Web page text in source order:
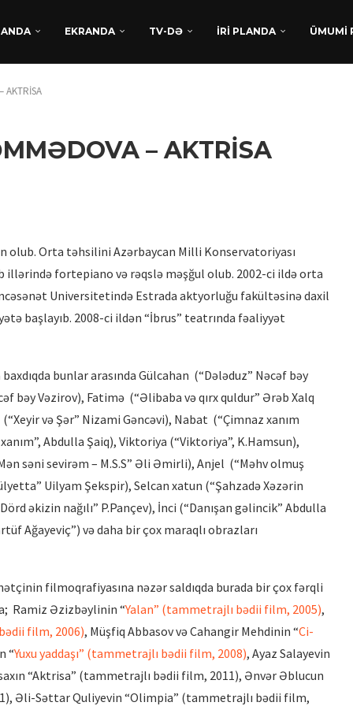
EKRANDA TV-DƏ İRİ PLANDA ÜMUMİ
AKTRİSA
– AKTRİSA
olub. Orta təhsilini Azərbaycan Milli Konservatoriyası
illərində fortepiano və rəqslə məşğul olub. 2002-ci ildə orta
Universitetində Estrada aktyorluğu fakültəsinə daxil
başlayıb. 2008-ci ildən “İbrus” teatrında fəaliyyət
bunlar arasında Gülcahan (“Dələduz” Nəcəf bəy
bəy Vəzirov), Fatimə (“Əlibaba və qırx quldur” Ərəb Xalq
(“Xeyir və Şər” Nizami Gəncəvi), Nabat (“Çimnaz xanım
xanım”, Abdulla Şaiq), Viktoriya (“Viktoriya”, K.Hamsun),
səni sevirəm – M.S.S” Əli Əmirli), Anjel (“Məhv olmuş
Uilyam Şekspir), Selcan xatun (“Şahzadə Xəzərin
əkizin nağılı” P.Pançev), İnci (“Danışan gəlincik” Abdulla
Ağayeviç”) və daha bir çox maraqlı obrazları
filmoqrafiyasına nəzər saldıqda burada bir çox fərqli
Ramiz Əzizbəylinin “Yalan” (tammetrajlı bədii film, 2005),
film, 2006), Müşfiq Abbasov və Cahangir Mehdinin “Ci-
“Yuxu yaddaşı” (tammetrajlı bədii film, 2008), Ayaz Salayevin
“Aktrisa” (tammetrajlı bədii film, 2011), Ənvər Əblucun
Əli-Səttar Quliyevin “Olimpia” (tammetrajlı bədii film,
TÜRKAN HÜSEYNDƏN
BEYNƏLXALQ UĞUR:
“XATIRLADIĞINI EŞİT” FİLM
LAYİHƏSİ...
Avqust 5, 2026
HUBERT BALS FUND QALİBİ
“XATIRLADIĞINI EŞİT”...